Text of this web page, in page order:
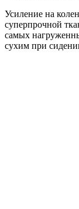
Усиление на
суперпрочной
самых
сухим при